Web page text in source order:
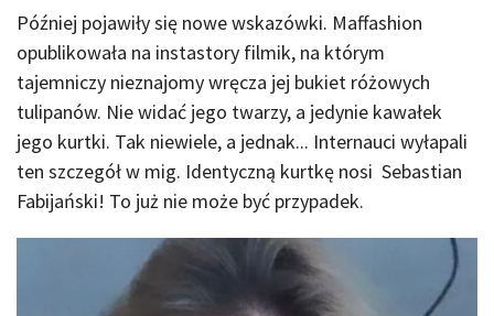
Później pojawiły się nowe wskazówki. Maffashion
opublikowała na instastory filmik, na którym
tajemniczy nieznajomy wręcza jej bukiet różowych
tulipanów. Nie widać jego twarzy, a jedynie kawałek
jego kurtki. Tak niewiele, a jednak... Internauci wyłapali
ten szczegół w mig. Identyczną kurtkę nosi Sebastian
Fabijański! To już nie może być przypadek.